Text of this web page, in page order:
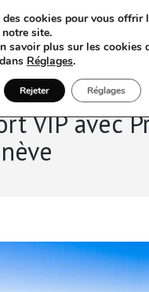
VIP avec
cookies pour vous offrir
site.
savoir plus sur les cookies
Réglages.
Rejeter Réglages